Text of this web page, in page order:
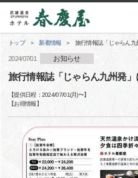
トップ 新着情報 旅行情報誌「じゃらん九
2024/07/01 お知らせ
旅行情報誌「じゃらん九州発」
【提供日程： 2024/07/01(月)〜】
【お得情報】